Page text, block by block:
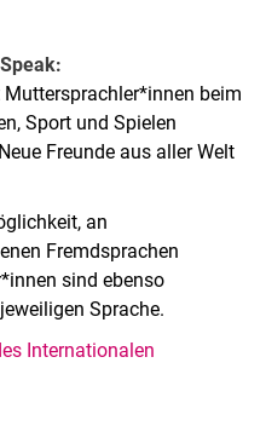
beim
Sport und Spie­len
Freunde aus aller Welt
an
Fremdsprachen
sind ebenso
Sprache.
Internationalen